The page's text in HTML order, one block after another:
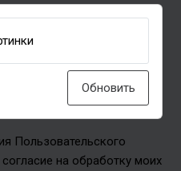
Обновить
Пользовательского
на обработку моих